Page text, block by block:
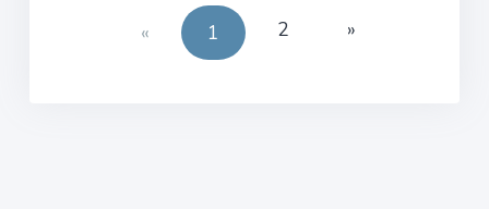
« 1 2 »